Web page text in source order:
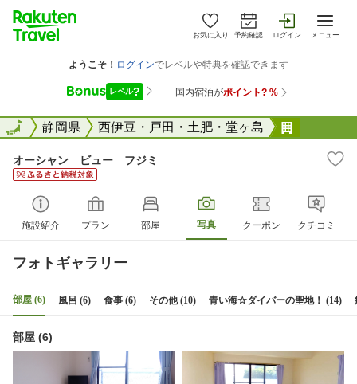
お気に入り 予約確認 ログイン メニュー
全国静岡県 西伊豆・戸田・土肥・堂ヶ島
全国
オーシャン ビュー フジミ
施設紹介 プラン 部屋 写真 クーポン クチコミ
フォトギャラリー
部屋 (6) 風呂 (6) 食事 (6) その他 (10) 青い海☆ダイバーの聖地！ (14)
部屋 (6)